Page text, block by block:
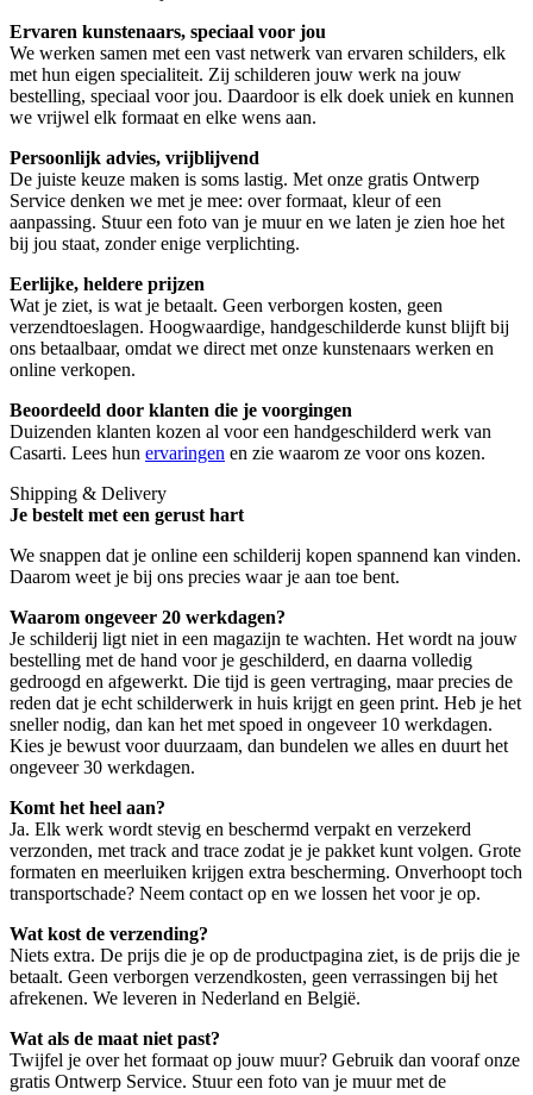
Ervaren kunstenaars, speciaal voor jou
We werken samen met een vast netwerk van ervaren schilders, elk
met hun eigen specialiteit. Zij schilderen jouw werk na jouw
bestelling, speciaal voor jou. Daardoor is elk doek uniek en kunnen
we vrijwel elk formaat en elke wens aan.
Persoonlijk advies, vrijblijvend
De juiste keuze maken is soms lastig. Met onze gratis Ontwerp
Service denken we met je mee: over formaat, kleur of een
aanpassing. Stuur een foto van je muur en we laten je zien hoe het
bij jou staat, zonder enige verplichting.
Eerlijke, heldere prijzen
Wat je ziet, is wat je betaalt. Geen verborgen kosten, geen
verzendtoeslagen. Hoogwaardige, handgeschilderde kunst blijft bij
ons betaalbaar, omdat we direct met onze kunstenaars werken en
online verkopen.
Beoordeeld door klanten die je voorgingen
Duizenden klanten kozen al voor een handgeschilderd werk van
Casarti. Lees hun ervaringen en zie waarom ze voor ons kozen.
Shipping & Delivery
Je bestelt met een gerust hart
We snappen dat je online een schilderij kopen spannend kan vinden.
Daarom weet je bij ons precies waar je aan toe bent.
Waarom ongeveer 20 werkdagen?
Je schilderij ligt niet in een magazijn te wachten. Het wordt na jouw
bestelling met de hand voor je geschilderd, en daarna volledig
gedroogd en afgewerkt. Die tijd is geen vertraging, maar precies de
reden dat je echt schilderwerk in huis krijgt en geen print. Heb je het
sneller nodig, dan kan het met spoed in ongeveer 10 werkdagen.
Kies je bewust voor duurzaam, dan bundelen we alles en duurt het
ongeveer 30 werkdagen.
Komt het heel aan?
Ja. Elk werk wordt stevig en beschermd verpakt en verzekerd
verzonden, met track and trace zodat je je pakket kunt volgen. Grote
formaten en meerluiken krijgen extra bescherming. Onverhoopt toch
transportschade? Neem contact op en we lossen het voor je op.
Wat kost de verzending?
Niets extra. De prijs die je op de productpagina ziet, is de prijs die je
betaalt. Geen verborgen verzendkosten, geen verrassingen bij het
afrekenen. We leveren in Nederland en België.
Wat als de maat niet past?
Twijfel je over het formaat op jouw muur? Gebruik dan vooraf onze
gratis Ontwerp Service. Stuur een foto van je muur met de